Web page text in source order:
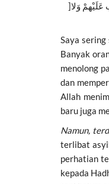
]وَلا
Saya
Banyak
menolong
dan
Allah
baru juga
Namun,
terlibat
perhatian
kepada